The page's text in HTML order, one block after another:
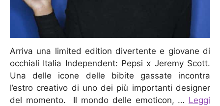
Arriva una limited edition divertente e giovane di
occhiali Italia Independent: Pepsi x Jeremy Scott.
Una delle icone delle bibite gassate incontra
l’estro creativo di uno dei più importanti designer
del momento. Il mondo delle emoticon, … Leggi